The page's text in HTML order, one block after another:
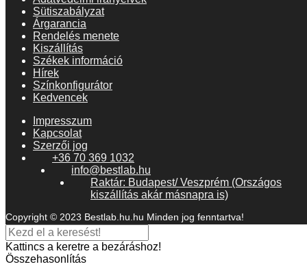
Sütiszabályzat
Árgarancia
Rendelés menete
Kiszállítás
Székek információ
Hírek
Színkonfigurátor
Kedvencek
Impresszum
Kapcsolat
Szerzői jog
+36 70 369 1032
info@bestlab.hu
Raktár: Budapest/ Veszprém (Országos
kiszállítás akár másnapra is)
Copyright © 2023 Bestlab.hu.hu Minden jog fenntartva!
Kattincs a keretre a bezáráshoz!
Összehasonlítás